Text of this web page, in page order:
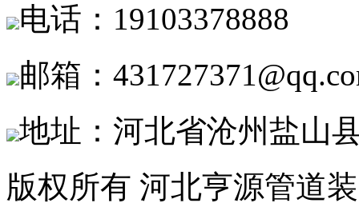
电话：19103378888
邮箱：
地址：河北省沧州盐山
版权所有 河北亨源管道